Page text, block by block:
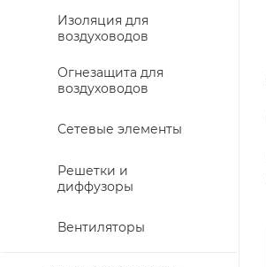
Изоляция для
воздуховодов
Огнезащита для
воздуховодов
Сетевые элементы
Решетки и
диффузоры
Вентиляторы